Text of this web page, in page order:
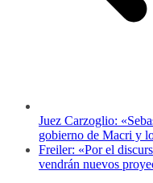
Juez Carzoglio:
gobierno de Macri y
Freiler: «Por el
vendrán nuevos